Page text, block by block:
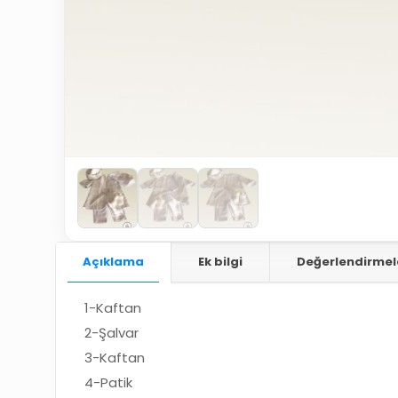
Açıklama Ek bilgi
1-Kaftan
2-Şalvar
3-Kaftan
4-Patik